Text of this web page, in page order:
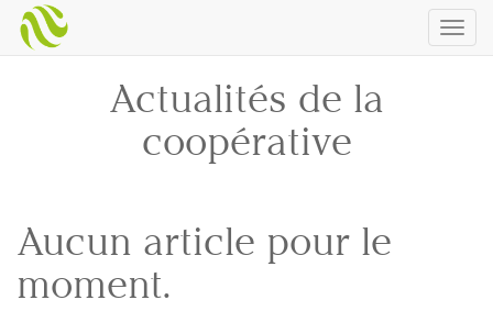
Actualités de la
coopérative
Aucun article pour le
moment.